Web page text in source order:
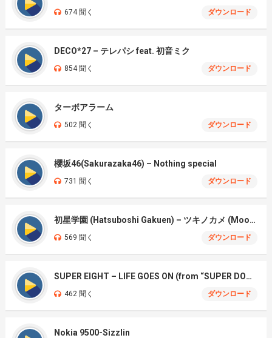
674 聞く ダウンロード
DECO*27 – テレパシ feat. 初音ミク
854 聞く ダウンロード
ターボアラーム
502 聞く ダウンロード
櫻坂46(Sakurazaka46) – Nothing special
731 聞く ダウンロード
初星学園 (Hatsuboshi Gakuen) – ツキノカメ (Moon Turtle)
569 聞く ダウンロード
SUPER EIGHT – LIFE GOES ON (from “SUPER DOME TOUR 二十祭”)
462 聞く ダウンロード
Nokia 9500-Sizzlin